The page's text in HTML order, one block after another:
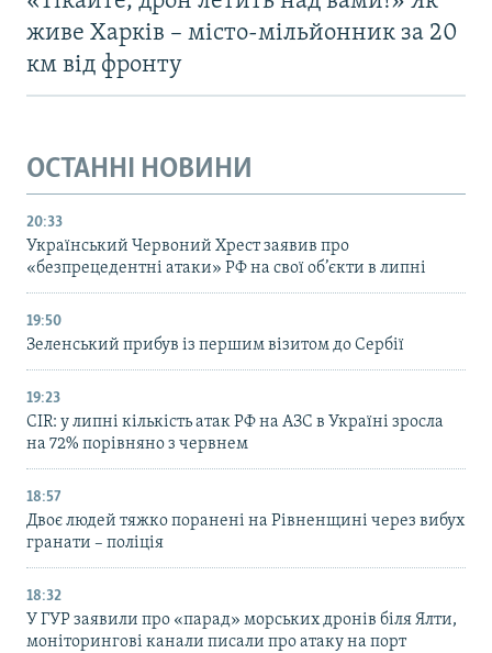
живе Харків – місто-мільйонник за 20
км від фронту
ОСТАННІ НОВИНИ
20:33
Український Червоний Хрест заявив про
«безпрецедентні атаки» РФ на свої об’єкти в липні
19:50
Зеленський прибув із першим візитом до Сербії
19:23
CIR: у липні кількість атак РФ на АЗС в Україні зросла
на 72% порівняно з червнем
18:57
Двоє людей тяжко поранені на Рівненщині через вибух
гранати – поліція
18:32
У ГУР заявили про «парад» морських дронів біля Ялти,
моніторингові канали писали про атаку на порт